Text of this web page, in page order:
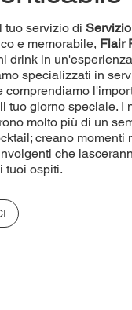
tuo servizio di Servizio
e memorabile, Flair
drink in
specializzati in
comprendiamo
tuo giorno speciale. I
molto più di un
creano momenti
che
tuoi ospiti.